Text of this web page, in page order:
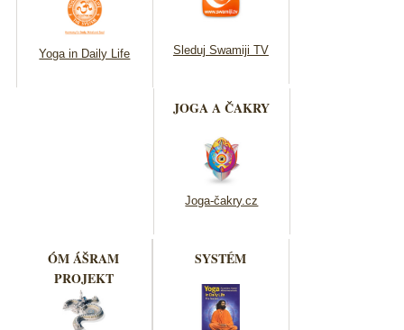
Yoga in Daily Life Sleduj Swamiji TV
JOGA A ČAKRY
Joga-čakry.cz
ÓM ÁŠRAM
PROJEKT
SYSTÉM